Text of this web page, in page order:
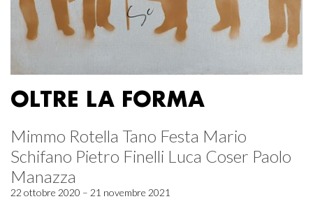
OLTRE LA FORMA
Mimmo Rotella Tano Festa Mario
Schifano Pietro Finelli Luca Coser Paolo
Manazza
22 ottobre 2020 – 21 novembre 2021